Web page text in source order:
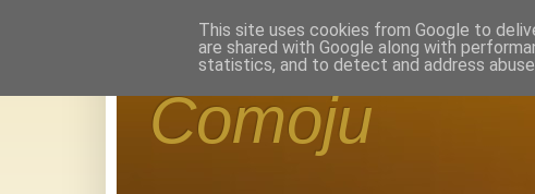
Comoju
This site uses cookies from Google to
are shared with Google along with
statistics, and to detect and address